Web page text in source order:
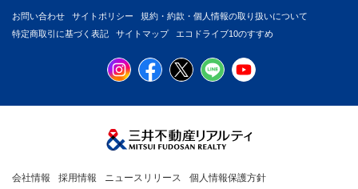
お問い合わせ サイトポリシー
規約・約款・個人情報の取り扱いについて
特定商取引に基づく表記
サイトマップ エコドライブ10のすすめ
会社情報 採用情報 ニュースリリース 個人情報保護方針